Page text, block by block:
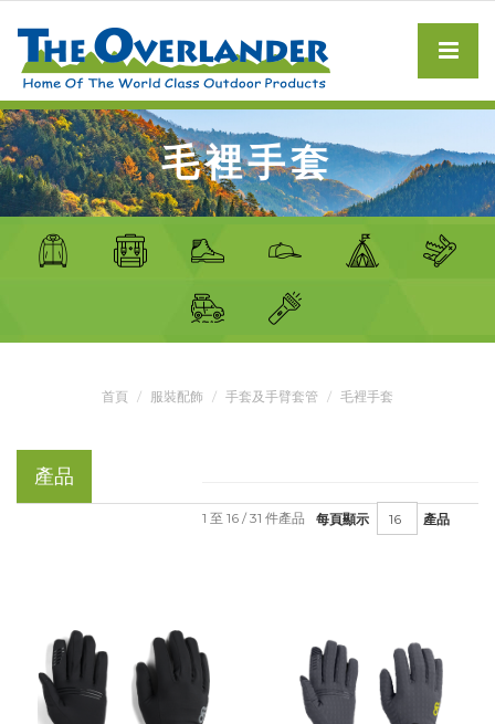
毛裡手套
首頁 服裝配飾 手套及手臂套管 毛裡手套
產品
每頁顯示 產品
1 至 16 / 31 件產品